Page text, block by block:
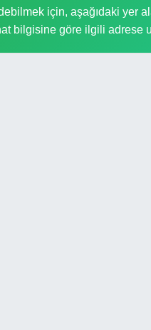
için, aşağıdaki yer
bilgisine göre ilgili adrese